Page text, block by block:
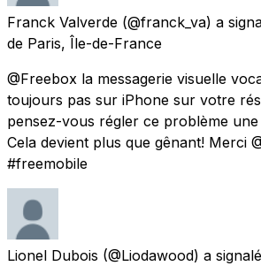
Franck Valverde (@franck_va) a
de Paris, Île-de-France
@Freebox la messagerie visuelle
toujours pas sur iPhone sur votre
pensez-vous régler ce problème
Cela devient plus que gênant! Merci
#freemobile
Lionel Dubois (@Liodawood) a signalé